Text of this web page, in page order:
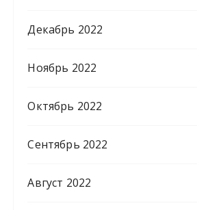
Декабрь 2022
Ноябрь 2022
Октябрь 2022
Сентябрь 2022
Август 2022